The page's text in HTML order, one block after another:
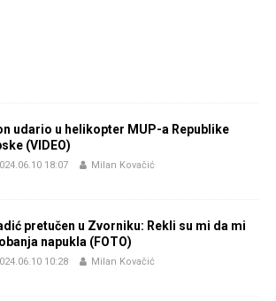
udario u helikopter MUP-a Republike
(VIDEO)
18:07 Milan Kovačić
pretučen u Zvorniku: Rekli su mi da mi
napukla (FOTO)
10:28 Milan Kovačić